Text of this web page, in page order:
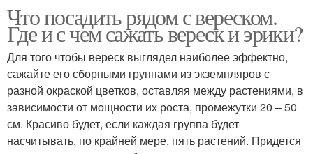
Что посадить рядом с вереском.
Где и с чем сажать вереск и эрики?
Для того чтобы вереск выглядел наиболее эффектно,
сажайте его сборными группами из экземпляров с
разной окраской цветков, оставляя между растениями, в
зависимости от мощности их роста, промежутки 20 – 50
см. Красиво будет, если каждая группа будет
насчитывать, по крайней мере, пять растений. Придется